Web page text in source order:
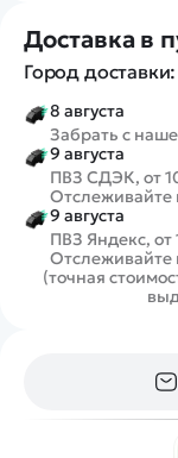
Доставка в
Город доставки:
8 августа
Забрать с
9 августа
ПВЗ СДЭК, от
Отслеживайте
9 августа
ПВЗ Яндекс, от
Отслеживайте
(точная